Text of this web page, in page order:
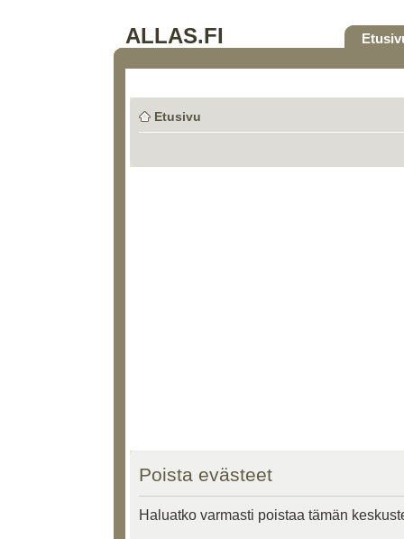
ALLAS.FI
Etusivu
Poista evästeet
Haluatko varmasti poistaa tämän